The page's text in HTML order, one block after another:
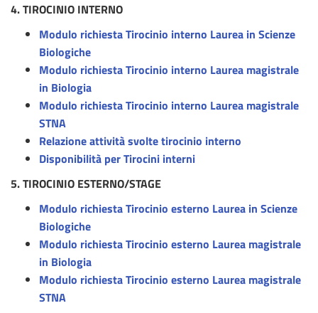
4. TIROCINIO INTERNO
Modulo richiesta Tirocinio interno Laurea in Scienze
Biologiche
Modulo richiesta Tirocinio interno Laurea magistrale
in Biologia
Modulo richiesta Tirocinio interno Laurea magistrale
STNA
Relazione attività svolte tirocinio interno
Disponibilità per Tirocini interni
5. TIROCINIO ESTERNO/STAGE
Modulo richiesta Tirocinio esterno Laurea in Scienze
Biologiche
Modulo richiesta Tirocinio esterno Laurea magistrale
in Biologia
Modulo richiesta Tirocinio esterno Laurea magistrale
STNA